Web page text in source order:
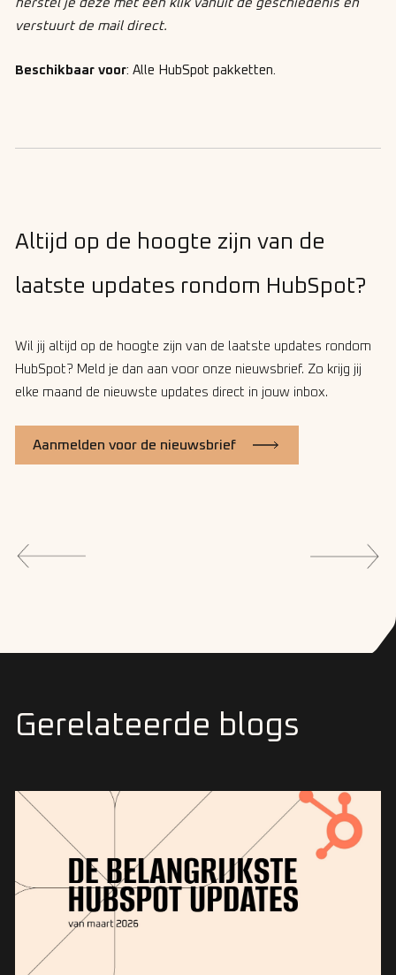
herstel je deze met één klik vanuit de geschiedenis en
verstuurt de mail direct.
Beschikbaar voor: Alle HubSpot pakketten.
Altijd op de hoogte zijn van de
laatste updates rondom HubSpot?
Wil jij altijd op de hoogte zijn van de laatste updates rondom
HubSpot? Meld je dan aan voor onze nieuwsbrief. Zo krijg jij
elke maand de nieuwste updates direct in jouw inbox.
Aanmelden voor de nieuwsbrief
Gerelateerde blogs